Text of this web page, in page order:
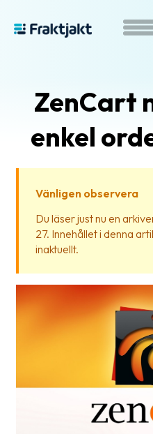
är
Fraktjakt?
Hjälp?
Vanliga
frågor
Paketering
ZenCart
enkel
Vänligen observera
Du läser just nu en
27. Innehållet i denna
inaktuellt.